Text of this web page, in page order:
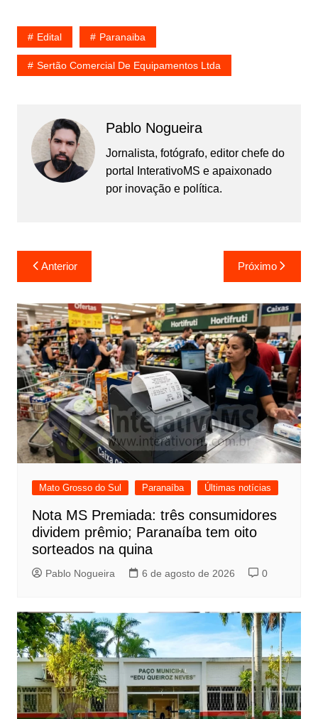
Edital Paranaiba
Sertão Comercial De Equipamentos Ltda
Pablo Nogueira
Jornalista, fotógrafo, editor chefe do
portal InterativoMS e apaixonado
por inovação e política.
Navegação
de
Post
Anterior Próximo
Mato Grosso do Sul Paranaíba Últimas notícias
Nota MS Premiada: três consumidores
dividem prêmio; Paranaíba tem oito
sorteados na quina
Pablo Nogueira 6 de agosto de 2026 0